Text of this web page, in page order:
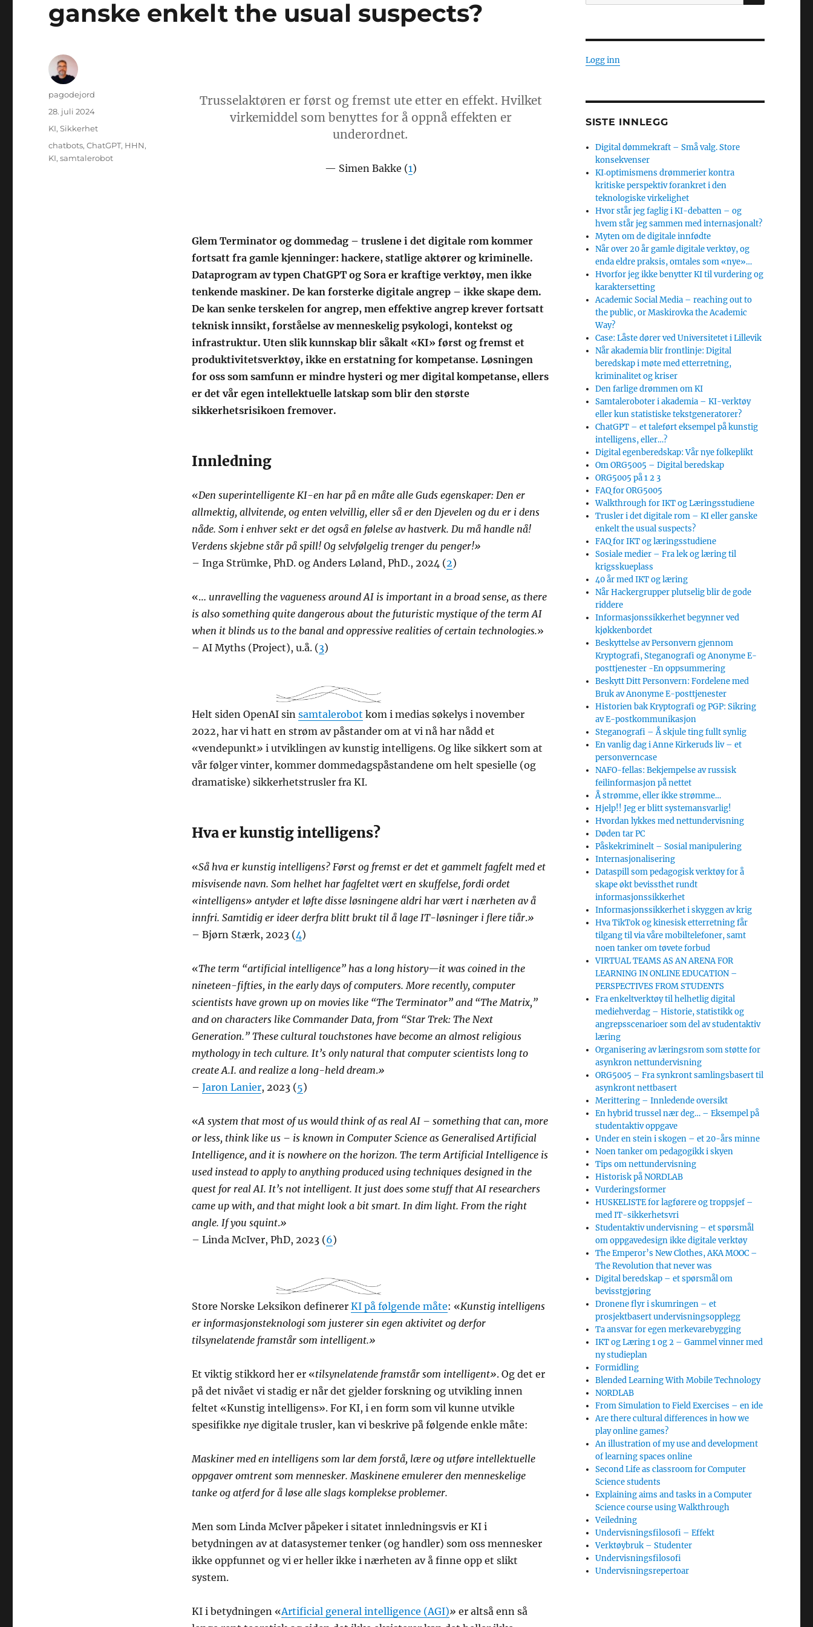
ganske enkelt the usual suspects?
Trusselaktøren er først og fremst ute etter en effekt. Hvilket
virkemiddel som benyttes for å oppnå effekten er
underordnet.
Simen Bakke (1)
Glem Terminator og dommedag – truslene i det digitale rom kommer
fortsatt fra gamle kjenninger: hackere, statlige aktører og kriminelle.
Dataprogram av typen ChatGPT og Sora er kraftige verktøy, men ikke
tenkende maskiner. De kan forsterke digitale angrep – ikke skape dem.
De kan senke terskelen for angrep, men effektive angrep krever fortsatt
teknisk innsikt, forståelse av menneskelig psykologi, kontekst og
infrastruktur. Uten slik kunnskap blir såkalt «KI» først og fremst et
produktivitetsverktøy, ikke en erstatning for kompetanse. Løsningen
for oss som samfunn er mindre hysteri og mer digital kompetanse, ellers
er det vår egen intellektuelle latskap som blir den største
sikkerhetsrisikoen fremover.
Innledning
«Den superintelligente KI-en har på en måte alle Guds egenskaper: Den er
allmektig, allvitende, og enten velvillig, eller så er den Djevelen og du er i dens
nåde. Som i enhver sekt er det også en følelse av hastverk. Du må handle nå!
Verdens skjebne står på spill! Og selvfølgelig trenger du penger!»
– Inga Strümke, PhD. og Anders Løland, PhD., 2024 (2)
«… unravelling the vagueness around AI is important in a broad sense, as there
is also something quite dangerous about the futuristic mystique of the term AI
when it blinds us to the banal and oppressive realities of certain technologies.»
– AI Myths (Project), u.å. (3)
Helt siden OpenAI sin samtalerobot kom i medias søkelys i november
2022, har vi hatt en strøm av påstander om at vi nå har nådd et
«vendepunkt» i utviklingen av kunstig intelligens. Og like sikkert som at
vår følger vinter, kommer dommedagspåstandene om helt spesielle (og
dramatiske) sikkerhetstrusler fra KI.
Hva er kunstig intelligens?
«Så hva er kunstig intelligens? Først og fremst er det et gammelt fagfelt med et
misvisende navn. Som helhet har fagfeltet vært en skuffelse, fordi ordet
«intelligens» antyder et løfte disse løsningene aldri har vært i nærheten av å
innfri. Samtidig er ideer derfra blitt brukt til å lage IT-løsninger i flere tiår.»
– Bjørn Stærk, 2023 (4)
«The term “artificial intelligence” has a long history—it was coined in the
nineteen-fifties, in the early days of computers. More recently, computer
scientists have grown up on movies like “The Terminator” and “The Matrix,”
and on characters like Commander Data, from “Star Trek: The Next
Generation.” These cultural touchstones have become an almost religious
mythology in tech culture. It’s only natural that computer scientists long to
create A.I. and realize a long-held dream.»
– Jaron Lanier, 2023 (5)
«A system that most of us would think of as real AI – something that can, more
or less, think like us – is known in Computer Science as Generalised Artificial
Intelligence, and it is nowhere on the horizon. The term Artificial Intelligence is
used instead to apply to anything produced using techniques designed in the
quest for real AI. It’s not intelligent. It just does some stuff that AI researchers
came up with, and that might look a bit smart. In dim light. From the right
angle. If you squint.»
– Linda McIver, PhD, 2023 (6)
Store Norske Leksikon definerer KI på følgende måte: «Kunstig intelligens
er informasjonsteknologi som justerer sin egen aktivitet og derfor
tilsynelatende framstår som intelligent.»
Et viktig stikkord her er «tilsynelatende framstår som intelligent». Og det er
på det nivået vi stadig er når det gjelder forskning og utvikling innen
feltet «Kunstig intelligens». For KI, i en form som vil kunne utvikle
spesifikke nyedigitale trusler, kan vi beskrive på følgende enkle måte:
Maskiner med en intelligens som lar dem forstå, lære og utføre intellektuelle
oppgaver omtrent som mennesker. Maskinene emulerer den menneskelige
tanke og atferd for å løse alle slags komplekse problemer.
Men som Linda McIver påpeker i sitatet innledningsvis er KI i
betydningen av at datasystemer tenker (og handler) som oss mennesker
ikke oppfunnet og vi er heller ikke i nærheten av å finne opp et slikt
system.
KI i betydningen «Artificial general intelligence (AGI)» er altså enn så
Forfatter
pagodejord
Publisert
28. juli 2024
Kategorier
KI,Sikkerhet
Stikkord
chatbots,ChatGPT, HHN,
KI,samtalerobot
etter:
Logg inn
SISTE INNLEGG
Digital dømmekraft – Små valg. Store
konsekvenser
KI‑optimismens drømmerier kontra
kritiske perspektiv forankret i den
teknologiske virkelighet
Hvor står jeg faglig i KI-debatten – og
hvem står jeg sammen med internasjonalt?
Myten om de digitale innfødte
Når over 20 år gamle digitale verktøy, og
enda eldre praksis, omtales som «nye»…
Hvorfor jeg ikke benytter KI til vurdering og
karaktersetting
Academic Social Media – reaching out to
the public, or Maskirovka the Academic
Way?
Case: Låste dører ved Universitetet i Lillevik
Når akademia blir frontlinje: Digital
beredskap i møte med etterretning,
kriminalitet og kriser
Den farlige drømmen om KI
Samtaleroboter i akademia – KI-verktøy
eller kun statistiske tekstgeneratorer?
ChatGPT – et taleført eksempel på kunstig
intelligens, eller…?
Digital egenberedskap: Vår nye folkeplikt
Om ORG5005 – Digital beredskap
ORG5005 på 1 2 3
FAQ for ORG5005
Walkthrough for IKT og Læringsstudiene
Trusler i det digitale rom – KI eller ganske
enkelt the usual suspects?
FAQ for IKT og læringsstudiene
Sosiale medier – Fra lek og læring til
krigsskueplass
40 år med IKT og læring
Når Hackergrupper plutselig blir de gode
riddere
Informasjonssikkerhet begynner ved
kjøkkenbordet
Beskyttelse av Personvern gjennom
Kryptografi, Steganografi og Anonyme E-
posttjenester -En oppsummering
Beskytt Ditt Personvern: Fordelene med
Bruk av Anonyme E-posttjenester
Historien bak Kryptografi og PGP: Sikring
av E-postkommunikasjon
Steganografi – Å skjule ting fullt synlig
En vanlig dag i Anne Kirkeruds liv – et
personverncase
NAFO-fellas: Bekjempelse av russisk
feilinformasjon på nettet
Å strømme, eller ikke strømme…
Hjelp!! Jeg er blitt systemansvarlig!
Hvordan lykkes med nettundervisning
Døden tar PC
Påskekriminelt – Sosial manipulering
Internasjonalisering
Dataspill som pedagogisk verktøy for å
skape økt bevissthet rundt
informasjonssikkerhet
Informasjonssikkerhet i skyggen av krig
Hva TikTok og kinesisk etterretning får
tilgang til via våre mobiltelefoner, samt
noen tanker om tøvete forbud
VIRTUAL TEAMS AS AN ARENA FOR
LEARNING IN ONLINE EDUCATION –
PERSPECTIVES FROM STUDENTS
Fra enkeltverktøy til helhetlig digital
mediehverdag – Historie, statistikk og
angrepsscenarioer som del av studentaktiv
læring
Organisering av læringsrom som støtte for
asynkron nettundervisning
ORG5005 – Fra synkront samlingsbasert til
asynkront nettbasert
Merittering – Innledende oversikt
En hybrid trussel nær deg… – Eksempel på
studentaktiv oppgave
Under en stein i skogen – et 20-års minne
Noen tanker om pedagogikk i skyen
Tips om nettundervisning
Historisk på NORDLAB
Vurderingsformer
HUSKELISTE for lagførere og troppsjef –
med IT-sikkerhetsvri
Studentaktiv undervisning – et spørsmål
om oppgavedesign ikke digitale verktøy
The Emperor’s New Clothes, AKA MOOC –
The Revolution that never was
Digital beredskap – et spørsmål om
bevisstgjøring
Dronene flyr i skumringen – et
prosjektbasert undervisningsopplegg
Ta ansvar for egen merkevarebygging
IKT og Læring 1 og 2 – Gammel vinner med
ny studieplan
Formidling
Blended Learning With Mobile Technology
NORDLAB
From Simulation to Field Exercises – en ide
Are there cultural differences in how we
play online games?
An illustration of my use and development
of learning spaces online
Second Life as classroom for Computer
Science students
Explaining aims and tasks in a Computer
Science course using Walkthrough
Veiledning
Undervisningsfilosofi – Effekt
Verktøybruk – Studenter
Undervisningsfilosofi
Undervisningsrepertoar